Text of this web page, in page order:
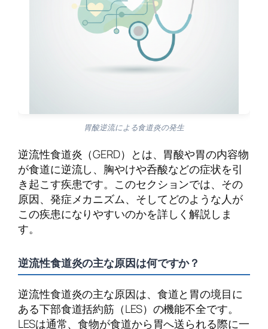
胃酸逆流による食道炎の発生
逆流性食道炎（GERD）とは、胃酸や胃の内容物
が食道に逆流し、胸やけや呑酸などの症状を引
き起こす疾患です。このセクションでは、その
原因、発症メカニズム、そしてどのような人が
この疾患になりやすいのかを詳しく解説しま
す。
逆流性食道炎の主な原因は何ですか？
逆流性食道炎の主な原因は、食道と胃の境目に
ある下部食道括約筋（LES）の機能不全です。
LESは通常、食物が食道から胃へ送られる際に一